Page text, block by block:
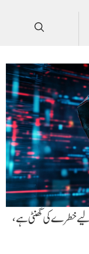
خطرے کی گھنٹی ہے،